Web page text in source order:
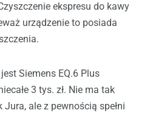
ekspresu do kawy
urządzenie to posiada
Siemens EQ.6 Plus
3 tys. zł. Nie ma tak
ale z pewnością spełni